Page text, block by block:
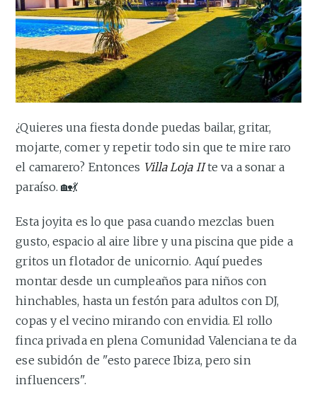
¿Quieres una fiesta donde puedas bailar, gritar,
mojarte, comer y repetir todo sin que te mire raro
el camarero? Entonces Villa Loja IIte va a sonar a
paraíso. 🏡💃
Esta joyita es lo que pasa cuando mezclas buen
gusto, espacio al aire libre y una piscina que pide a
gritos un flotador de unicornio. Aquí puedes
montar desde un cumpleaños para niños con
hinchables, hasta un festón para adultos con DJ,
copas y el vecino mirando con envidia. El rollo
finca privada en plena Comunidad Valenciana te da
ese subidón de "esto parece Ibiza, pero sin
influencers".